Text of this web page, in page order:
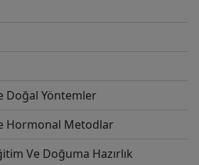
Doğal Yöntemler
Hormonal Metodlar
Ve Doğuma Hazırlık